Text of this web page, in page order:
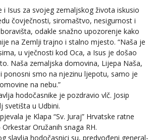
i Isus za svojeg zemaljskog života iskusio
čovječnosti, siromaštvo, nesigurnost i
odakle snažno upozorenje kako
na Zemlji trajno i stalno mjesto. “Naša je
u vječnosti kod Oca, a Isus je došao
Naša zemaljska domovina, Lijepa Naša,
ponosni smo na njezinu ljepotu, samo je
na nebu.”
hodočasnike je pozdravio vlč. Josip
svetišta u Udbini.
je Klapa “Sv. Juraj” Hrvatske ratne
Oružanih snaga RH.
slavlja hodočasnici su, predvođeni general-